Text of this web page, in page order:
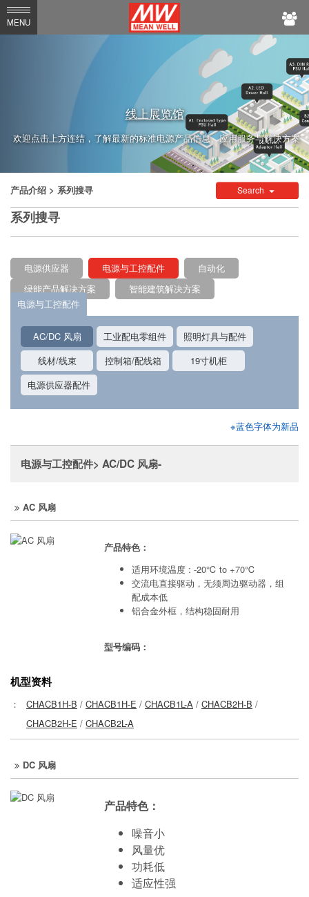
MEAN
WELL
MENU
线上展览馆
欢迎点击上方连结，了解最新的标准电源产品信息、应用服务与解决方案
产品介绍 > 系列搜寻 Search
系列搜寻
电源供应器 电源与工控配件
自动化
绿能产品解决方案
智能建筑解决方案
电源与工控配件
AC/DC 风扇 工业配电零组件
照明灯具与配件
线材/线束
控制箱/配线箱
19寸机柜
电源供应器配件
※蓝色字体为新品
电源与工控配件> AC/DC 风扇-
AC 风扇
产品特色：
适用环境温度 : -20℃ to +70℃
交流电直接驱动，无须周边驱动器，组
配成本低
铝合金外框，结构稳固耐用
型号编码：
机型资料
： CHACB1H-B / CHACB1H-E / CHACB1L-A / CHACB2H-B /
CHACB2H-E / CHACB2L-A
DC 风扇
产品特色：
噪音小
风量优
功耗低
适应性强